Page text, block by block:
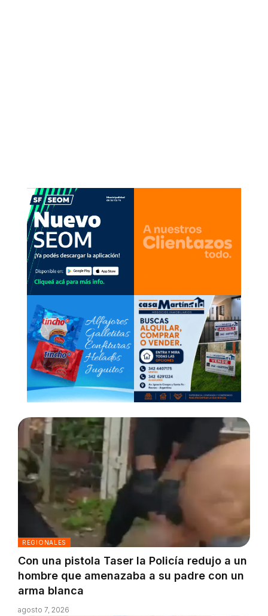
REGIONALES
Con una pistola Taser la Policía redujo a un
hombre que amenazaba a su padre con un
arma blanca
agosto 7, 2026